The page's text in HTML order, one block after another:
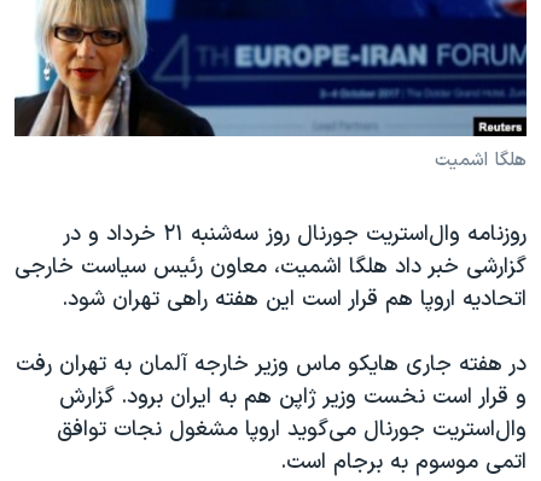
فرهنگ و زندگی
حقوق شهروندی
اقتصادی
علم و فناوری
گالری عکس
آرشیو پخش زنده
مستندها
انتخابات ریاست جمهوری آمریکا ۲۰۲۴
حمله جمهوری اسلامی به اسرائیل
رمز مهسا
اعتراضات زن، زندگی، آزادی
مجموعه مستندهای دادخواهی
دادگاه حمید نوری
چهل سال گروگان‌گیری
قانون شفافیت دارائی کادر رهبری ایران
دنبال کنید
هلگا اشمیت
روزنامه وال‌استریت جورنال روز سه‌شنبه ۲۱ خرداد و در
گزارشی خبر داد هلگا اشمیت، معاون رئیس سیاست خارجی
اتحادیه اروپا هم قرار است این هفته راهی تهران شود.
در هفته جاری هایکو ماس وزیر خارجه آلمان به تهران رفت
و قرار است نخست وزیر ژاپن هم به ایران برود. گزارش
وال‌استریت جورنال می‌گوید اروپا مشغول نجات توافق
اتمی موسوم به برجام است.